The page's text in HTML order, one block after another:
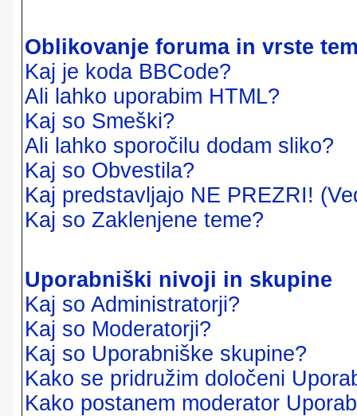
Oblikovanje foruma in vrste
Kaj je koda BBCode?
Ali lahko uporabim HTML?
Kaj so Smeški?
Ali lahko sporočilu dodam sliko?
Kaj so Obvestila?
Kaj predstavljajo NE PREZRI!
Kaj so Zaklenjene teme?
Uporabniški nivoji in skupine
Kaj so Administratorji?
Kaj so Moderatorji?
Kaj so Uporabniške skupine?
Kako se pridružim določeni
Kako postanem moderator